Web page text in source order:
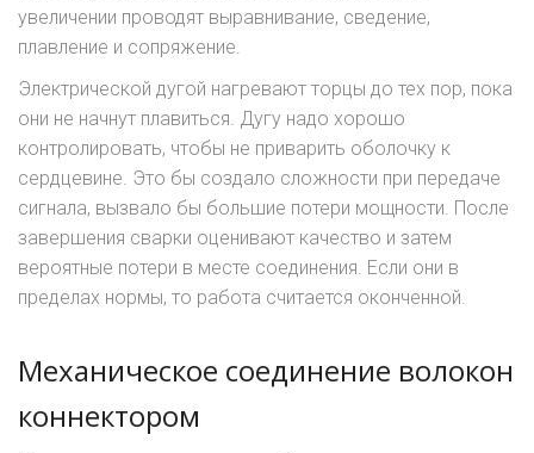
увеличении проводят выравнивание, сведение,
плавление и сопряжение.
Электрической дугой нагревают торцы до тех пор, пока
они не начнут плавиться. Дугу надо хорошо
контролировать, чтобы не приварить оболочку к
сердцевине. Это бы создало сложности при передаче
сигнала, вызвало бы большие потери мощности. После
завершения сварки оценивают качество и затем
вероятные потери в месте соединения. Если они в
пределах нормы, то работа считается оконченной.
Механическое соединение волокон
коннектором